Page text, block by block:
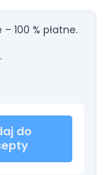
100 % płatne.
do